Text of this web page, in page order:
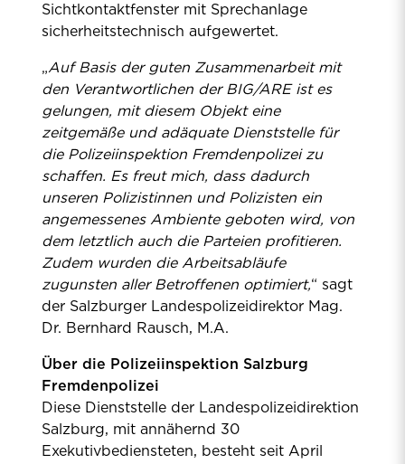
Sichtkontaktfenster mit Sprechanlage
sicherheitstechnisch aufgewertet.
„Auf Basis der guten Zusammenarbeit mit
den Verantwortlichen der BIG/ARE ist es
gelungen, mit diesem Objekt eine
zeitgemäße und adäquate Dienststelle für
die Polizeiinspektion Fremdenpolizei zu
schaffen. Es freut mich, dass dadurch
unseren Polizistinnen und Polizisten ein
angemessenes Ambiente geboten wird, von
dem letztlich auch die Parteien profitieren.
Zudem wurden die Arbeitsabläufe
zugunsten aller Betroffenen optimiert,“ sagt
der Salzburger Landespolizeidirektor Mag.
Dr. Bernhard Rausch, M.A.
Über die Polizeiinspektion Salzburg
Fremdenpolizei
Diese Dienststelle der Landespolizeidirektion
Salzburg, mit annähernd 30
Exekutivbediensteten, besteht seit April